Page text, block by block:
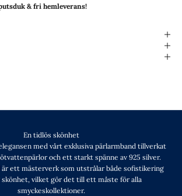
& fri hemleverans!
En tidlös skönhet
med vårt exklusiva pärlarmband tillverkat
och ett starkt spänne av 925 silver.
ett mästerverk som utstrålar både sofistikering
skönhet, vilket gör det till ett måste för alla
smyckeskollektioner.